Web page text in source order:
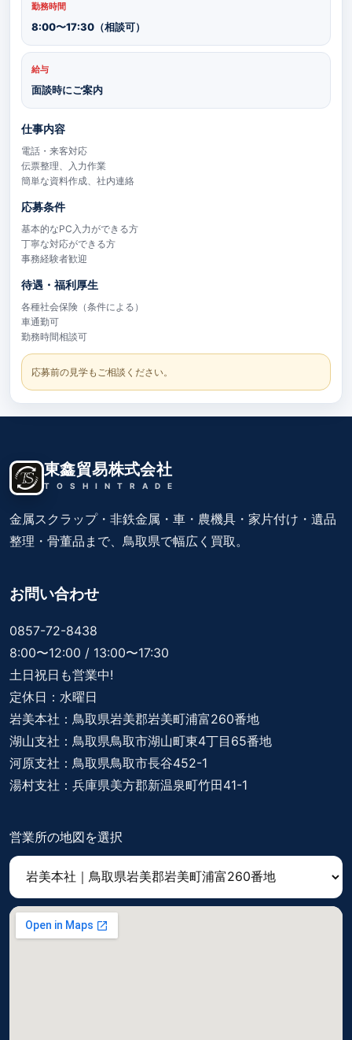
勤務時間
8:00〜17:30（相談可）
給与
面談時にご案内
仕事内容
電話・来客対応
伝票整理、入力作業
簡単な資料作成、社内連絡
応募条件
基本的なPC入力ができる方
丁寧な対応ができる方
事務経験者歓迎
待遇・福利厚生
各種社会保険（条件による）
車通勤可
勤務時間相談可
応募前の見学もご相談ください。
東鑫貿易株式会社
T O S H I N T R A D E
金属スクラップ・非鉄金属・車・農機具・家片付け・遺品
整理・骨董品まで、鳥取県で幅広く買取。
お問い合わせ
0857-72-8438
8:00〜12:00 / 13:00〜17:30
土日祝日も営業中!
定休日：水曜日
岩美本社：鳥取県岩美郡岩美町浦富260番地
湖山支社：鳥取県鳥取市湖山町東4丁目65番地
河原支社：鳥取県鳥取市長谷452-1
湯村支社：兵庫県美方郡新温泉町竹田41-1
営業所の地図を選択